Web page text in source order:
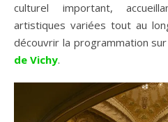
culturel important,
artistiques variées tout au
découvrir la programmation
de Vichy.